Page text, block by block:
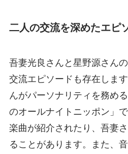
二人の交流を深めたエピ
吾妻光良さんと星野源さん
交流エピソードも存在しま
んがパーソナリティを務め
のオールナイトニッポン」
楽曲が紹介されたり、吾妻
ることがあります。また、